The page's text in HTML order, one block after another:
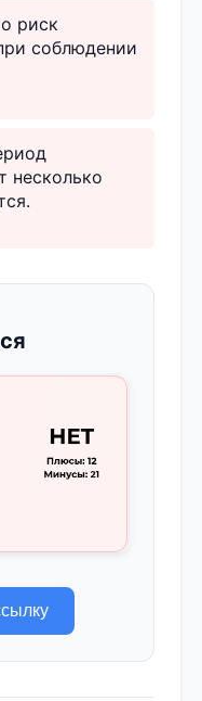
риск
соблюдении
несколько